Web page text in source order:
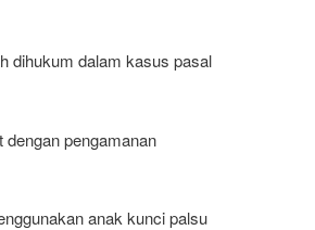
dihukum dalam kasus pasal
pengamanan
anak kunci palsu